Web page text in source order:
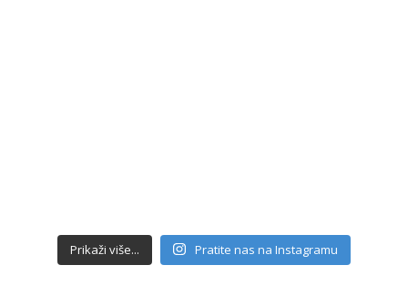
Prikaži više... Pratite nas na Instagramu